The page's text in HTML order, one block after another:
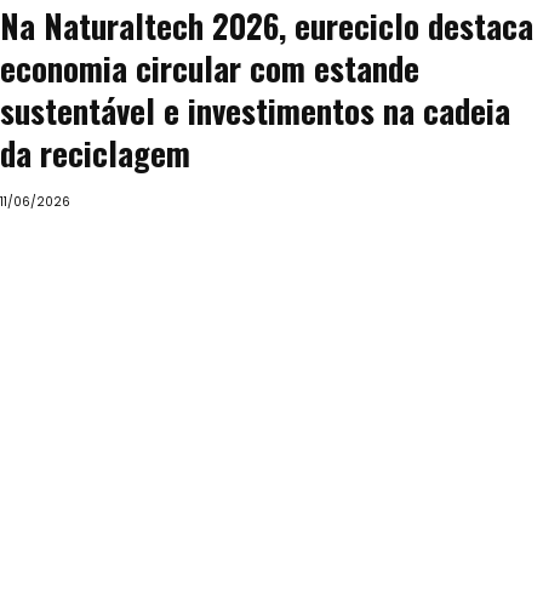
Na Naturaltech 2026, eureciclo destaca
economia circular com estande
sustentável e investimentos na cadeia
da reciclagem
11/06/2026